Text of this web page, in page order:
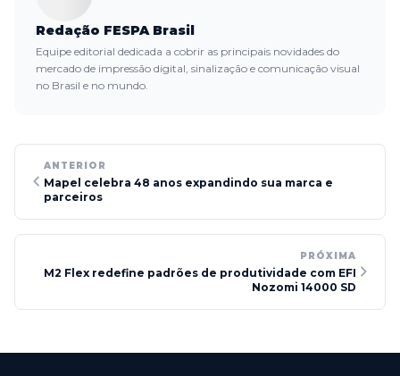
Redação FESPA Brasil
Equipe editorial dedicada a cobrir as principais novidades do
mercado de impressão digital, sinalização e comunicação visual
no Brasil e no mundo.
ANTERIOR
Mapel celebra 48 anos expandindo sua marca e
parceiros
PRÓXIMA
M2 Flex redefine padrões de produtividade com EFI
Nozomi 14000 SD